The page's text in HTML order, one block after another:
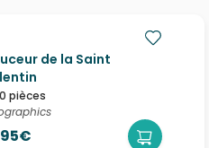
de la Saint
pièces